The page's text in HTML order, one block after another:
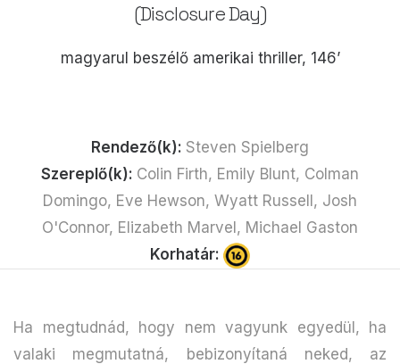
(Disclosure Day)
magyarul beszélő amerikai thriller, 146’
Rendező(k): Steven Spielberg
Szereplő(k): Colin Firth, Emily Blunt, Colman
Domingo, Eve Hewson, Wyatt Russell, Josh
O'Connor, Elizabeth Marvel, Michael Gaston
Korhatár:
Ha megtudnád, hogy nem vagyunk egyedül, ha
valaki megmutatná, bebizonyítaná neked, az